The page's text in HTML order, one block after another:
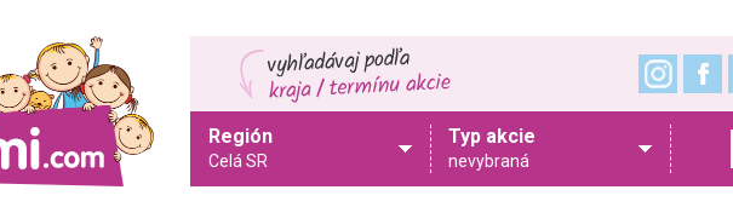
Región
Celá SR
Typ akcie
nevybraná